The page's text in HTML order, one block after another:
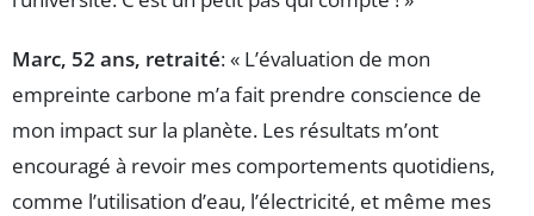
Marc, 52 ans, retraité: « L’évaluation de mon
empreinte carbone m’a fait prendre conscience de
mon impact sur la planète. Les résultats m’ont
encouragé à revoir mes comportements quotidiens,
comme l’utilisation d’eau, l’électricité, et même mes